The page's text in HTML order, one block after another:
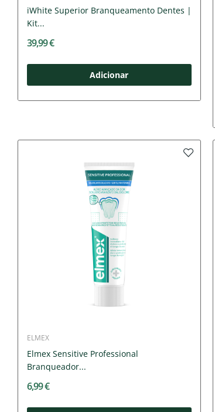
iWhite Superior Branqueamento Dentes |
Kit...
39,99 €
Adicionar
ELMEX
Elmex Sensitive Professional
Branqueador...
6,99 €